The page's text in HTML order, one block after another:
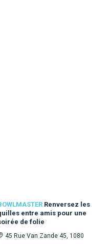
Renversez les
entre amis pour une
de folie
45 Rue Van Zande 45, 1080